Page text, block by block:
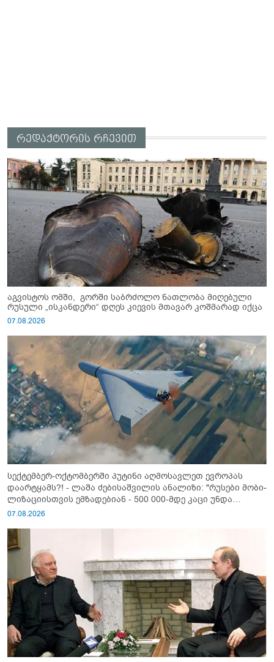
რედაქტორის რჩევით
აგვისტოს ომში, გორში საბრძოლო ნათლობა მიღებული
რუსული „ისკანდერი“ დღეს კიევის მთავარ კოშმარად იქცა
07.08.2026
სექტემბერ-ოქტომბერში პუტინი აღმოსავლეთ ევროპას
დაარტყამს?! - ლაშა ძებისაშვილის ანალიზი: "რუსები მობი­
ლიზაციისთვის ემზადებიან - 500 000-მდე კაცი უნდა
გაიწვიონ ომში"
07.08.2026